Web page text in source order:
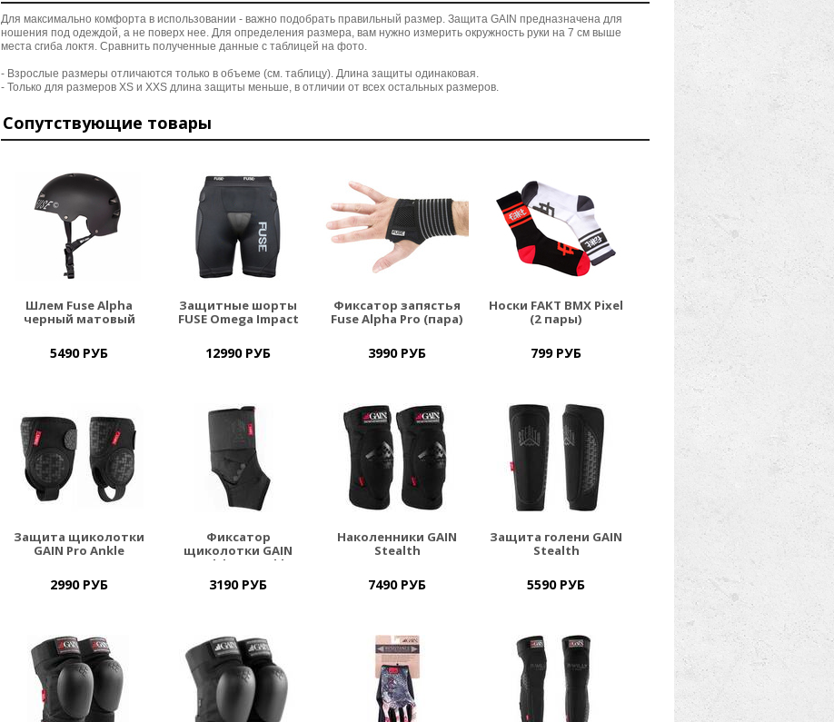
Для максимально комфорта в использовании - важно подобрать правильный размер. Защита GAIN предназначена для
ношения под одеждой, а не поверх нее. Для определения размера, вам нужно измерить окружность руки на 7 см выше
места сгиба локтя. Сравнить полученные данные с таблицей на фото.
- Взрослые размеры отличаются только в объеме (см. таблицу). Длина защиты одинаковая.
- Только для размеров XS и XXS длина защиты меньше, в отличии от всех остальных размеров.
Сопутствующие товары
Шлем Fuse Alpha
черный матовый
5490 РУБ
Защитные шорты
FUSE Omega Impact
12990 РУБ
Фиксатор запястья
Fuse Alpha Pro (пара)
3990 РУБ
Носки FAKT BMX Pixel
(2 пары)
799 РУБ
Защита щиколотки
GAIN Pro Ankle
2990 РУБ
Фиксатор
щиколотки GAIN
Stealth Pro Ankle
Support
3190 РУБ
Наколенники GAIN
Stealth
7490 РУБ
Защита голени GAIN
Stealth
5590 РУБ